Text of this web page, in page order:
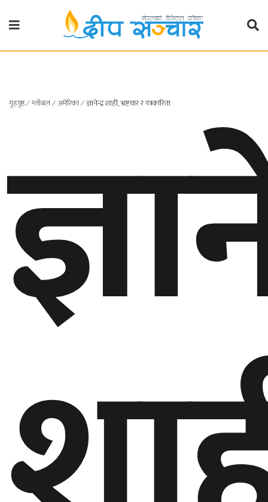
गृहपृष्ठ
प्रदेश
प्रदेश
बाग्मती
प्रदेश
गण्डकी
प्रदेश
सुदूरपश्चिम
प्रदेश
समाज
विचार
गृहपृष्ठ∕ग्लोबल∕अमेरिका∕ज्ञानेन्द्र शाही, भ्रष्टचार र पत्रकारिता